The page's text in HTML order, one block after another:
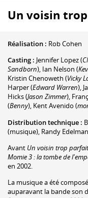
Un voisin
Réalisation : Rob Cohen
Casting : Jennifer Lopez(
Sandborn), Ian Nelson (
Kristin Chenoweth (Vicky
Harper(Edward Warren),
Hicks(Jason Zimmer),
(Benny), Kent Avenido (
Distribution technique :
(musique) Randy Edelman
Avant Un voisin trop parfait
Momie 3 : la tombe de
en 2002.
La musique a été
auparavant la bande son